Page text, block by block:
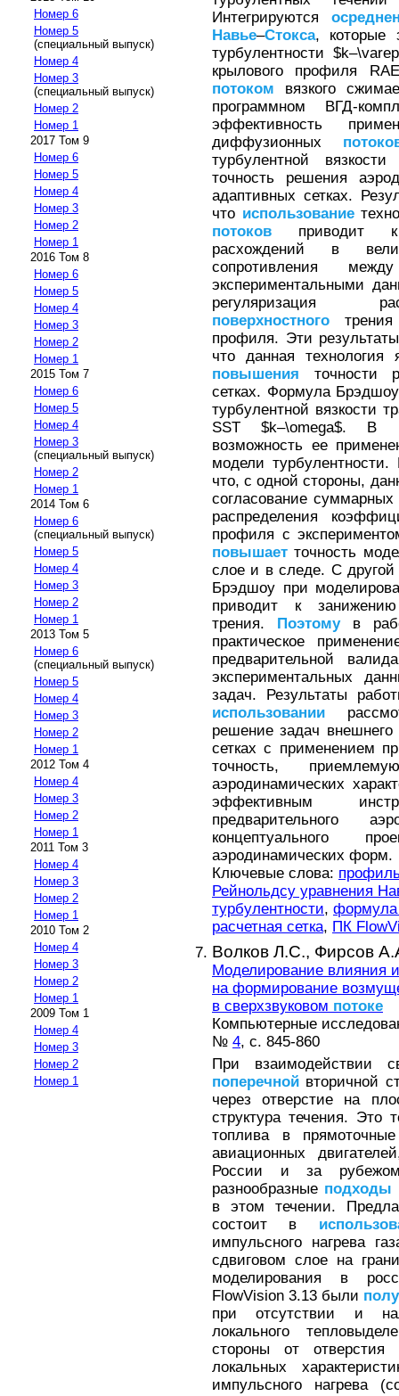
Номер 6
Номер 5
(специальный выпуск)
Номер 4
Номер 3
(специальный выпуск)
Номер 2
Номер 1
2017 Том 9
Номер 6
Номер 5
Номер 4
Номер 3
Номер 2
Номер 1
2016 Том 8
Номер 6
Номер 5
Номер 4
Номер 3
Номер 2
Номер 1
2015 Том 7
Номер 6
Номер 5
Номер 4
Номер 3
(специальный выпуск)
Номер 2
Номер 1
2014 Том 6
Номер 6
(специальный выпуск)
Номер 5
Номер 4
Номер 3
Номер 2
Номер 1
2013 Том 5
Номер 6
(специальный выпуск)
Номер 5
Номер 4
Номер 3
Номер 2
Номер 1
2012 Том 4
Номер 4
Номер 3
Номер 2
Номер 1
2011 Том 3
Номер 4
Номер 3
Номер 2
Номер 1
2010 Том 2
Номер 4
Номер 3
Номер 2
Номер 1
2009 Том 1
Номер 4
Номер 3
Номер 2
Номер 1
Интегрируются
Навье–Стокса, которые
турбулентности
крылового профиля
потоком вязкого
программном ВГД-
эффективность
диффузионных
турбулентной
точность решения
адаптивных сетках.
что использование
потоков приводит к
расхождений в
сопротивления
экспериментальными
регуляризация
поверхностного
профиля. Эти
что данная
повышения точности
сетках. Формула
турбулентной вязкости
SST $k–\omega$. В
возможность ее
модели
что, с одной стороны,
согласование суммарных
распределения
профиля с
повышает точность
слое и в следе. С
Брэдшоу при
приводит к
трения.
Поэтомув
практическое
предварительной
экспериментальных
задач. Результаты
использовании
решение задач внешнего
сетках с применением
точность,
аэродинамических
эффективным
предварительного
концептуального
аэродинамических форм.
Ключевые слова:
Рейнольдсу уравнения
турбулентности,
расчетная сетка, ПК
Волков Л.С., Фирсов
Моделирование влияния
на формирование
в сверхзвуковом потоке
Компьютерные
№ 4, с. 845-860
При взаимодействии
поперечной вторичной
через отверстие на
структура течения. Это
топлива в
авиационных
России и за рубежом
разнообразные подходы
в этом течении.
состоит в
импульсного нагрева
сдвиговом слое на
моделирования в
FlowVision 3.13 были
при отсутствии и
локального
стороны от отверстия
локальных
импульсного нагрева